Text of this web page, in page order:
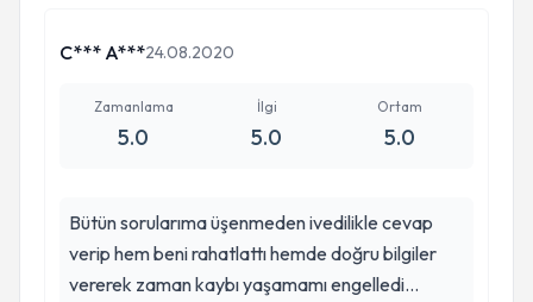
C*** A***24.08.2020
Zamanlama
5.0
İlgi
5.0
Ortam
5.0
Bütün sorularıma üşenmeden ivedilikle cevap
verip hem beni rahatlattı hemde doğru bilgiler
vererek zaman kaybı yaşamamı engelledi